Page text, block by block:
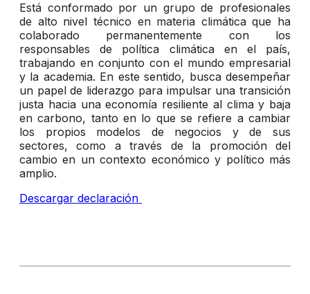
Está conformado por un grupo de profesionales
de alto nivel técnico en materia climática que ha
colaborado permanentemente con los
responsables de política climática en el país,
trabajando en conjunto con el mundo empresarial
y la academia. En este sentido, busca desempeñar
un papel de liderazgo para impulsar una transición
justa hacia una economía resiliente al clima y baja
en carbono, tanto en lo que se refiere a cambiar
los propios modelos de negocios y de sus
sectores, como a través de la promoción del
cambio en un contexto económico y político más
amplio.
Descargar declaración